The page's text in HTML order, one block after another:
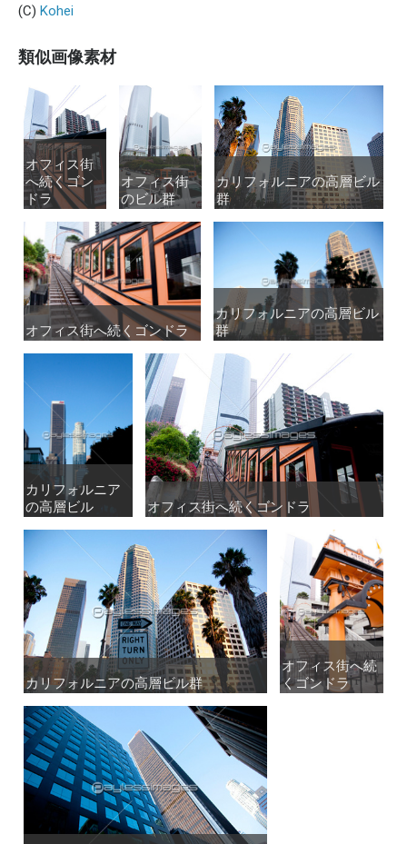
(C) Kohei
類似画像素材
オフィス街
へ続くゴン
ドラ
オフィス街
へ続くゴン
ドラ
オフィス街
のビル群
オフィス街
のビル群
カリフォルニアの高層ビル
群
カリフォルニアの高層ビル
群
オフィス街へ続くゴンドラ
オフィス街へ続くゴンドラ
カリフォルニアの高層ビル
群
カリフォルニアの高層ビル
群
カリフォルニア
の高層ビル
カリフォルニア
の高層ビル
オフィス街へ続くゴンドラ
オフィス街へ続くゴンドラ
カリフォルニアの高層ビル群
カリフォルニアの高層ビル群
オフィス街へ続
くゴンドラ
オフィス街へ続
くゴンドラ